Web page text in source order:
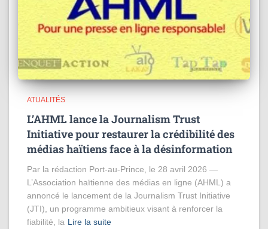
ATUALITÉS
L’AHML lance la Journalism Trust
Initiative pour restaurer la crédibilité des
médias haïtiens face à la désinformation
Par la rédaction Port-au-Prince, le 28 avril 2026 —
L’Association haïtienne des médias en ligne (AHML) a
annoncé le lancement de la Journalism Trust Initiative
(JTI), un programme ambitieux visant à renforcer la
fiabilité, la Lire la suite